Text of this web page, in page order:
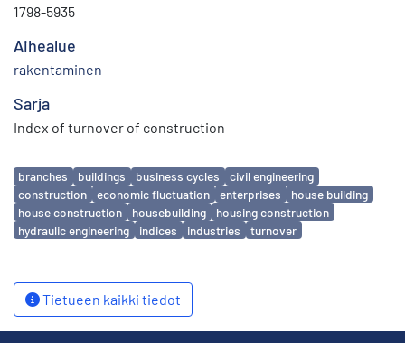
1798-5935
Aihealue
rakentaminen
Sarja
Index of turnover of construction
Avainsanat
branches buildings business cycles
civil engineering
construction
economic fluctuation enterprises
house building
house construction
housebuilding
housing construction
hydraulic engineering
indices industries turnover
Tietueen kaikki tiedot